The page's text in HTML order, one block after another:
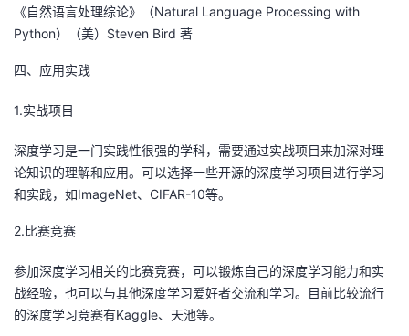
《自然语言处理综论》（Natural Language Processing with
Python）（美）Steven Bird 著
四、应用实践
1.实战项目
深度学习是一门实践性很强的学科，需要通过实战项目来加深对理
论知识的理解和应用。可以选择一些开源的深度学习项目进行学习
和实践，如ImageNet、CIFAR-10等。
2.比赛竞赛
参加深度学习相关的比赛竞赛，可以锻炼自己的深度学习能力和实
战经验，也可以与其他深度学习爱好者交流和学习。目前比较流行
的深度学习竞赛有Kaggle、天池等。